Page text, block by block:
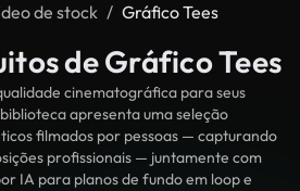
de stock Gráfico Tees
de Gráfico Tees
cinematográfica para seus
apresenta uma seleção
filmados por pessoas — capturando
profissionais — juntamente com
IA para planos de fundo em loop e